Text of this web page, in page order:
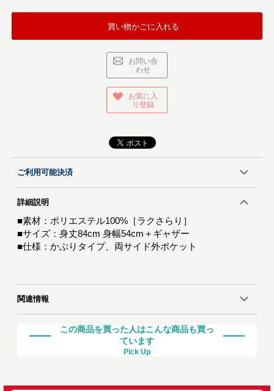
買い物かごに入れる
お問い合
わせ
お気に入
り登録
ご利用可能決済
詳細説明
■素材：ポリエステル100%［ラクさらり］
■サイズ：身丈84cm 身幅54cm＋ギャザー
■仕様：かぶりタイプ、両サイド外ポケット
関連情報
この商品を買った人はこんな商品も買っ
ています
Pick Up